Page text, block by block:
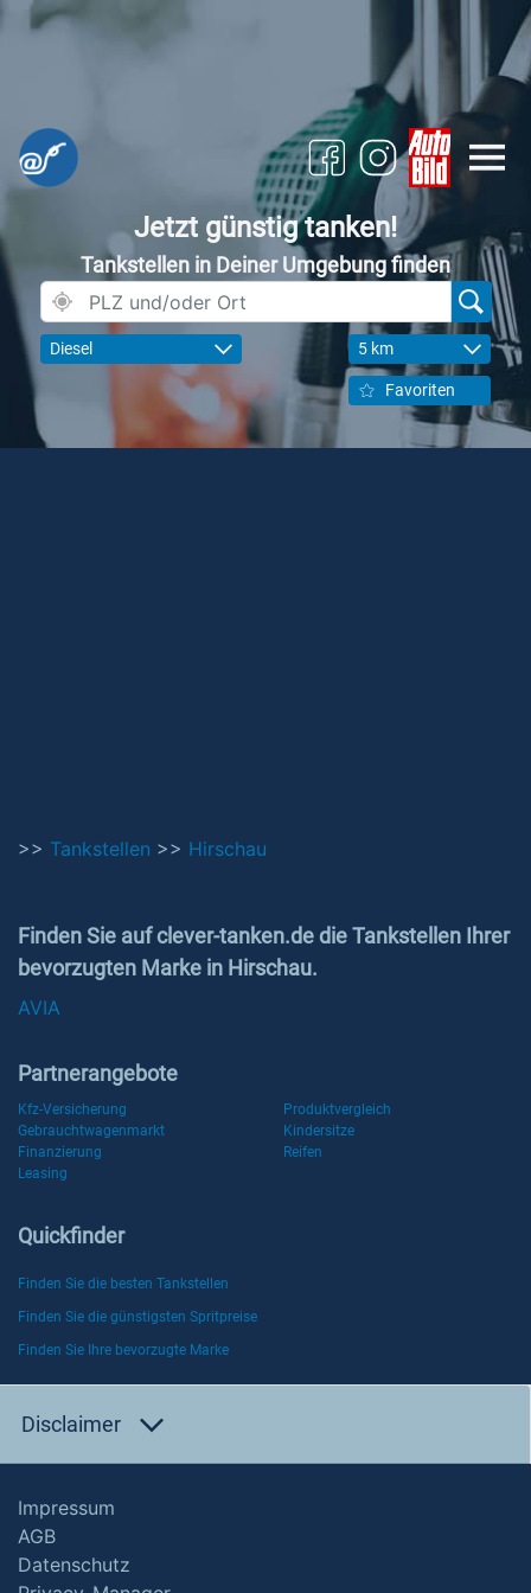
Jetzt günstig tanken!
Tankstellen in Deiner Umgebung finden
Diesel 5 km
Favoriten
>> Tankstellen >> Hirschau
Finden Sie auf clever-tanken.de die Tankstellen Ihrer
bevorzugten Marke in Hirschau.
AVIA
Partnerangebote
Kfz-Versicherung
Produktvergleich
Gebrauchtwagenmarkt
Kindersitze
Finanzierung
Reifen
Leasing
Quickfinder
Finden Sie die besten Tankstellen
Finden Sie die günstigsten Spritpreise
Finden Sie Ihre bevorzugte Marke
Disclaimer
Impressum
AGB
Datenschutz